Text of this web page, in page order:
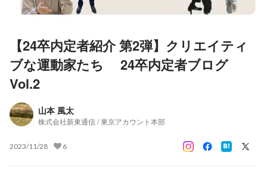
【24卒内定者紹介 第2弾】クリエイティ
ブな運動家たち 24卒内定者ブログ
Vol.2
山本 風太
株式会社新東通信 / 東京アカウント本部
2023/11/28 6